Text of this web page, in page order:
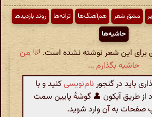
مشق شعر هم‌آهنگ‌ها ترانه‌ها
روند بازدیدها
حاشیه‌ها
برای این شعر نوشته نشده است. 💬 من
حاشیه بگذارم ...
باید در گنجور نام‌نویسیکنید و با
از طریق آیکون 👤 گوشهٔ پایین سمت
به آن وارد شوید.